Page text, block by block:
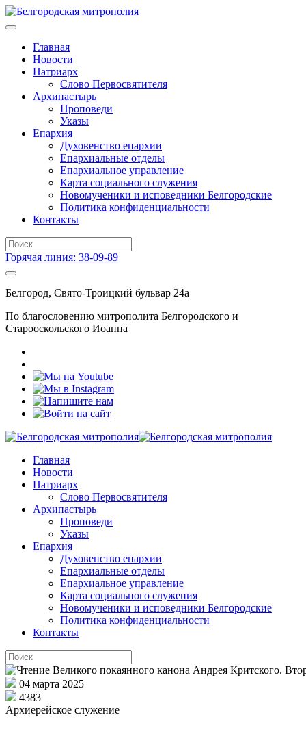
Главная
Новости
Патриарх
Слово Первосвятителя
Архипастырь
Проповеди
Указы
Епархия
Духовенство епархии
Епархиальные отделы
Епархиальное управление
Карта социального служения
Новомученики и исповедники Белгородские
Политика конфиденциальности
Контакты
Горячая линия: 38-09-89
Белгород, Свято-Троицкий бульвар 24а
По благословению митрополита Белгородского и
Старооскольского Иоанна
Главная
Новости
Патриарх
Слово Первосвятителя
Архипастырь
Проповеди
Указы
Епархия
Духовенство епархии
Епархиальные отделы
Епархиальное управление
Карта социального служения
Новомученики и исповедники Белгородские
Политика конфиденциальности
Контакты
04 марта 2025
4383
Архиерейское служение